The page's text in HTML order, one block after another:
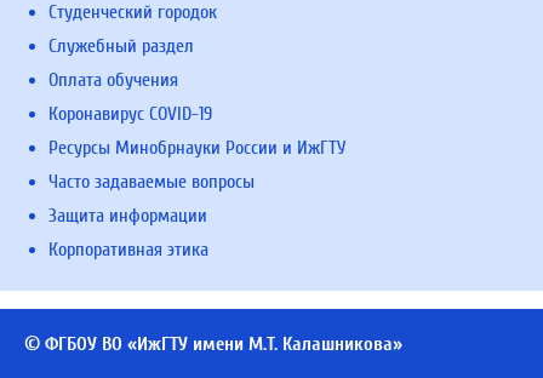
Студенческий городок
Служебный раздел
Оплата обучения
Коронавирус COVID-19
Ресурсы Минобрнауки России и ИжГТУ
Часто задаваемые вопросы
Защита информации
Корпоративная этика
© ФГБОУ ВО «ИжГТУ имени М.Т. Калашникова»